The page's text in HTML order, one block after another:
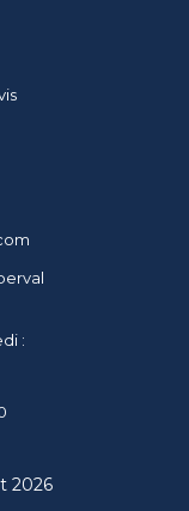
:
2026